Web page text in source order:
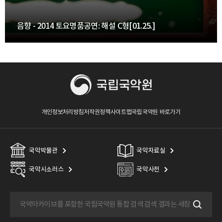
음향 - 2014 토요명품공연: 해설 C형[01.25.]
개인정보처리방침저작권정책사이트맵국립국악원 바로가기
국악박물관 국악자료실
국악시소러스 국악사전